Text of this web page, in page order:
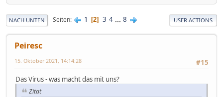
NACH UNTEN Seiten 1 2 3 4 ... 8 USER ACTIONS
Peiresc
#15
15. Oktober 2021, 14:14:28
Das Virus - was macht das mit uns?
Zitat